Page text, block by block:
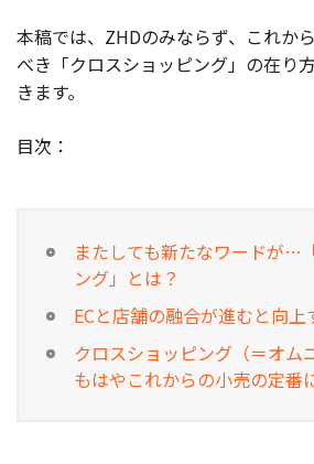
本稿では、ZHDのみならず、これか
べき「クロスショッピング」の在り
きます。
目次：
またしても新たなワードが…
ング」とは？
ECと店舗の融合が進むと向上
クロスショッピング（＝オム
もはやこれからの小売の定番